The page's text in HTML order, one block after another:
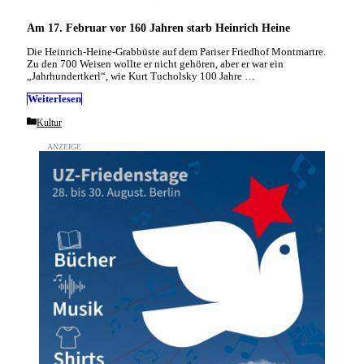
Am 17. Februar vor 160 Jahren starb Heinrich Heine
Die Heinrich-Heine-Grabbüste auf dem Pariser Friedhof Montmartre.
Zu den 700 Weisen wollte er nicht gehören, aber er war ein
„Jahrhundertkerl“, wie Kurt Tucholsky 100 Jahre …
Weiterlesen
Categories
Kultur